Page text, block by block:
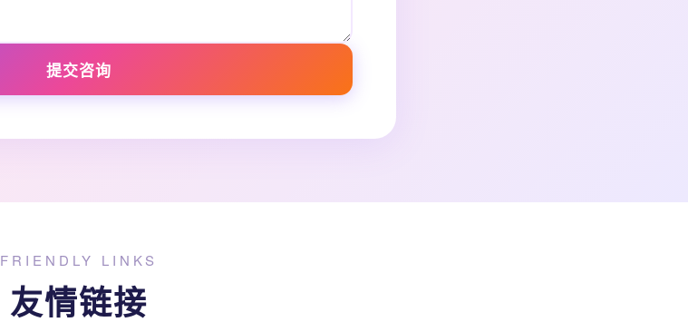
提交咨询
FRIENDLY LINKS
友情链接